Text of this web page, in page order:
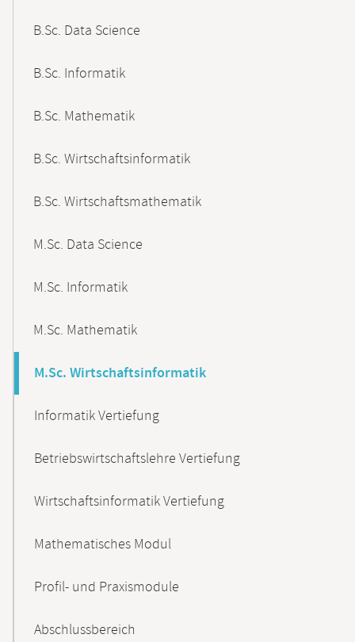
B.Sc. Data Science
B.Sc. Informatik
B.Sc. Mathematik
B.Sc. Wirtschaftsinformatik
B.Sc. Wirtschaftsmathematik
M.Sc. Data Science
M.Sc. Informatik
M.Sc. Mathematik
M.Sc. Wirtschaftsinformatik
Informatik Vertiefung
Betriebswirtschaftslehre Vertiefung
Wirtschaftsinformatik Vertiefung
Mathematisches Modul
Profil- und Praxismodule
Abschlussbereich